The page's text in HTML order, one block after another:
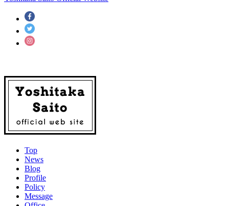
Top
News
Blog
Profile
Policy
Message